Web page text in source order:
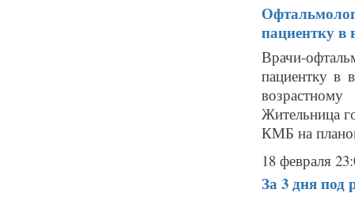
пациентку в
Врачи-
пациентку в
Жительница
КМБ на
18 февраля
За 3 дня под